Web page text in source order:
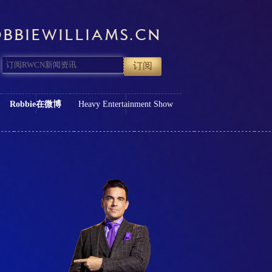
Robbie在微博 Heavy Entertainment Show